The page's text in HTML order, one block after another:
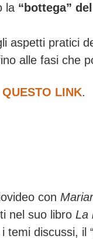
la “bottega”
aspetti pratici
alle fasi che
QUESTO LINK.
con
nel suo libro La
temi discussi, il